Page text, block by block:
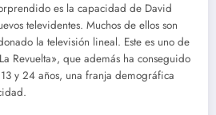
es la capacidad de David
televidentes. Muchos de ellos son
la televisión lineal. Este es uno de
Revuelta», que además ha conseguido
y 24 años, una franja demográfica